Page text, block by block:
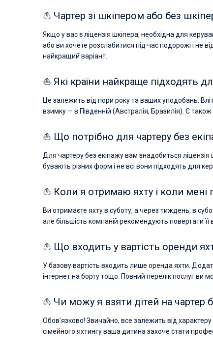
⛵ Чартер зі шкіпером або без
Якщо у вас є ліцензія шкіпера, необхідна для
або ви хочете розслабитися під час подорожі і не
найкращий варіант.
⛵ Які країни найкраще підходять
Це залежить від пори року та ваших уподобань.
взимку — в Південній (Австралія, Бразилія). Є
⛵ Що потрібно для чартеру без
Для чартеру без екіпажу вам знадобиться
бувають різних форм і не всі вони підходять для
⛵ Коли я отримаю яхту і коли мені
Ви отримаєте яхту в суботу, а через тиждень, в
але більшість компаній рекомендують повертати її
⛵ Що входить у вартість оренди
У базову вартість входить лише оренда яхти.
інтернет на борту тощо. Повний перелік послуг ви
⛵ Чи можу я взяти дітей на чартер
Обов'язково! Звичайно, все залежить від
сімейного яхтингу ваша дитина захоче стати